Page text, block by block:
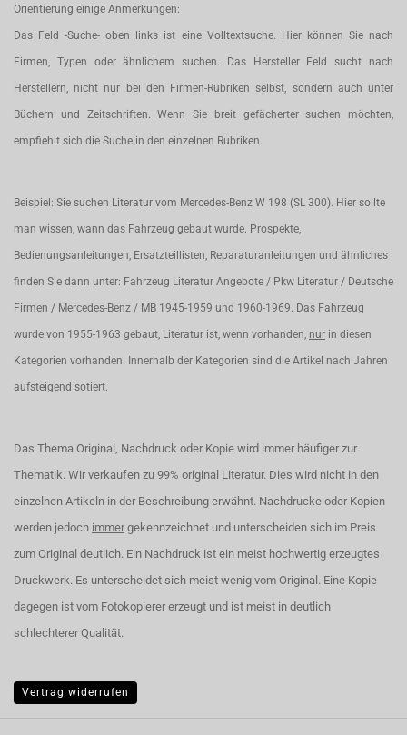
Orientierung einige Anmerkungen:
Das Feld -Suche- oben links ist eine Volltextsuche. Hier können Sie nach
Firmen, Typen oder ähnlichem suchen. Das Hersteller Feld sucht nach
Herstellern, nicht nur bei den Firmen-Rubriken selbst, sondern auch unter
Büchern und Zeitschriften. Wenn Sie breit gefächerter suchen möchten,
empfiehlt sich die Suche in den einzelnen Rubriken.
Beispiel: Sie suchen Literatur vom Mercedes-Benz W 198 (SL 300). Hier sollte
man wissen, wann das Fahrzeug gebaut wurde. Prospekte,
Bedienungsanleitungen, Ersatzteillisten, Reparaturanleitungen und ähnliches
finden Sie dann unter: Fahrzeug Literatur Angebote / Pkw Literatur / Deutsche
Firmen / Mercedes-Benz / MB 1945-1959 und 1960-1969. Das Fahrzeug
wurde von 1955-1963 gebaut, Literatur ist, wenn vorhanden, nur in diesen
Kategorien vorhanden. Innerhalb der Kategorien sind die Artikel nach Jahren
aufsteigend sotiert.
Das Thema Original, Nachdruck oder Kopie wird immer häufiger zur
Thematik. Wir verkaufen zu 99% original Literatur. Dies wird nicht in den
einzelnen Artikeln in der Beschreibung erwähnt. Nachdrucke oder Kopien
werden jedoch immer gekennzeichnet und unterscheiden sich im Preis
zum Original deutlich. Ein Nachdruck ist ein meist hochwertig erzeugtes
Druckwerk. Es unterscheidet sich meist wenig vom Original. Eine Kopie
dagegen ist vom Fotokopierer erzeugt und ist meist in deutlich
schlechterer Qualität.
Vertrag widerrufen